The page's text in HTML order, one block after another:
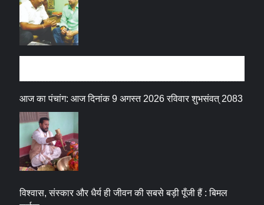
आज का पंचांग: आज दिनांक 9 अगस्त 2026 रविवार शुभसंवत् 2083
विश्वास, संस्कार और धैर्य ही जीवन की सबसे बड़ी पूँजी हैं : बिमल